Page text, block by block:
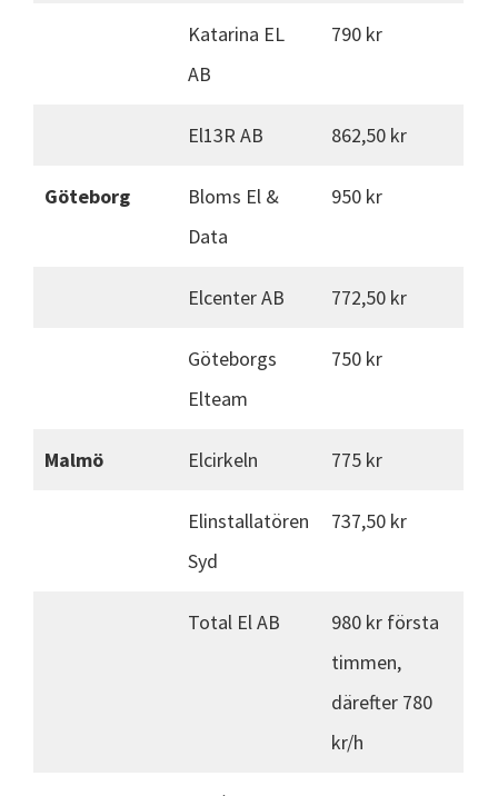
Katarina EL
AB
790 kr
El13R AB 862,50 kr
Göteborg
Bloms El &
Data
950 kr
Elcenter AB 772,50 kr
Göteborgs
Elteam
750 kr
Malmö Elcirkeln 775 kr
Elinstallatören
Syd
737,50 kr
Total El AB
980 kr första
timmen,
därefter 780
kr/h